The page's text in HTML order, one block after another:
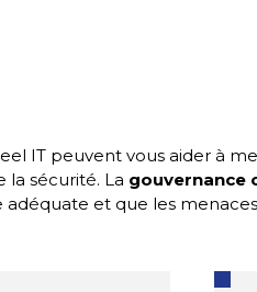
IT peuvent vous aider à
la sécurité. La gouvernance
et que les